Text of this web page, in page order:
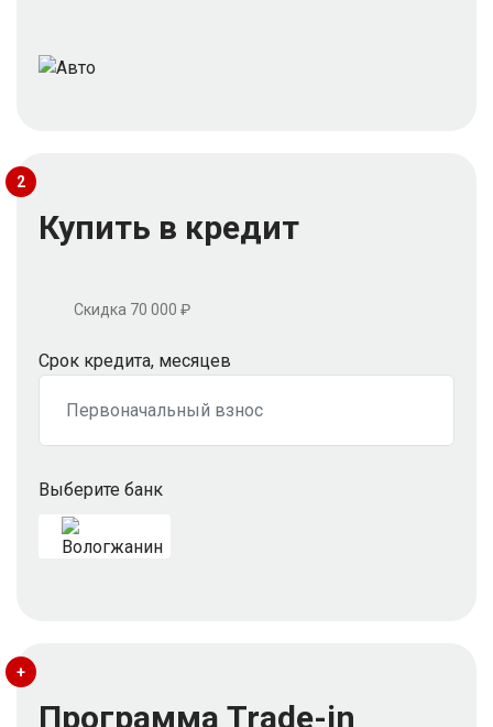
2
Купить в кредит
Скидка 70 000 ₽
Срок кредита, месяцев
Выберите банк
+
Программа Trade-in